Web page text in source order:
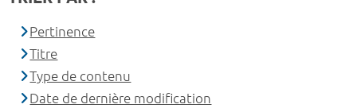
Pertinence
Titre
Type de contenu
Date de dernière modification